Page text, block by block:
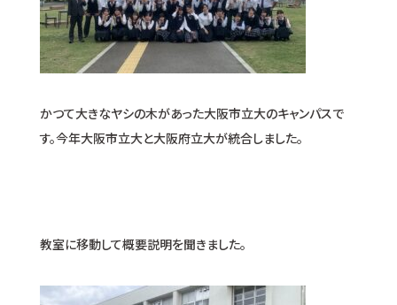
かつて大きなヤシの木があった大阪市立大のキャンパスで
す。今年大阪市立大と大阪府立大が統合しました。
教室に移動して概要説明を聞きました。